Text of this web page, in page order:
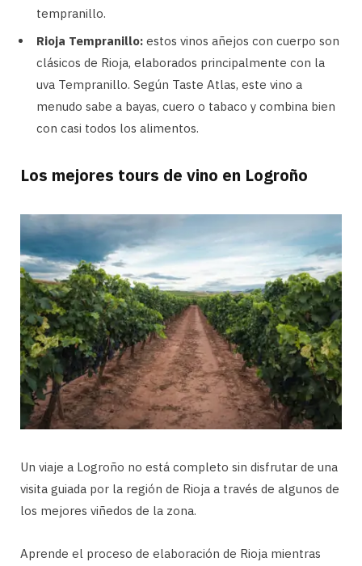
tempranillo.
Rioja Tempranillo: estos vinos añejos con cuerpo son
clásicos de Rioja, elaborados principalmente con la
uva Tempranillo. Según Taste Atlas, este vino a
menudo sabe a bayas, cuero o tabaco y combina bien
con casi todos los alimentos.
Los mejores tours de vino en Logroño
Un viaje a Logroño no está completo sin disfrutar de una
visita guiada por la región de Rioja a través de algunos de
los mejores viñedos de la zona.
Aprende el proceso de elaboración de Rioja mientras